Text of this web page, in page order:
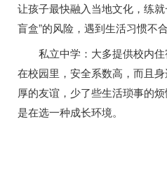
让孩子最快融入当地文化，练
盲盒”的风险，遇到生活习惯不
私立中学：大多提供校内
在校园里，安全系数高，而且
厚的友谊，少了些生活琐事的
是在选一种成长环境。